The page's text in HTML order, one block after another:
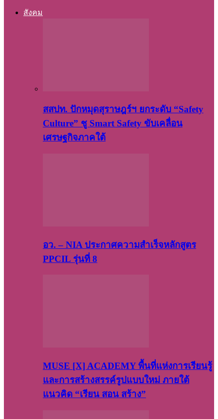
สังคม
สสปท. ปักหมุดสุราษฎร์ฯ ยกระดับ “Safety
Culture” ชู Smart Safety ขับเคลื่อน
เศรษฐกิจภาคใต้
อว. – NIA ประกาศความสำเร็จหลักสูตร
PPCIL รุ่นที่ 8
MUSE [X] ACADEMY พื้นที่แห่งการเรียนรู้
และการสร้างสรรค์รูปแบบใหม่ ภายใต้
แนวคิด “เรียน สอน สร้าง”